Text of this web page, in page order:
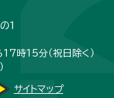
1
時15分（祝日除く）
）
サイトマップ